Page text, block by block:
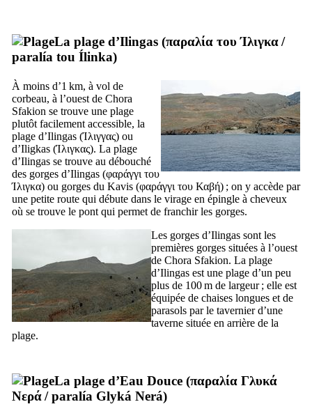
La plage d’Ilingas (παραλία του Ίλιγκα/
paralía tou Ílinka)
À moins d’1 km, à vol de
corbeau, à l’ouest de Chora
Sfakion se trouve une plage
plutôt facilement accessible, la
plage d’Ilingas (Ίλιγγας) ou
d’Iligkas (Ίλιγκας). La plage
d’Ilingas se trouve au débouché
des gorges d’Ilingas (φαράγγι του
Ίλιγκα) ou gorges du Kavis (φαράγγι του Καβή) ; on y accède par
une petite route qui débute dans le virage en épingle à cheveux
où se trouve le pont qui permet de franchir les gorges.
Les gorges d’Ilingas sont les
premières gorges situées à l’ouest
de Chora Sfakion. La plage
d’Ilingas est une plage d’un peu
plus de 100 m de largeur ; elle est
équipée de chaises longues et de
parasols par le tavernier d’une
taverne située en arrière de la
plage.
La plage d’Eau Douce (παραλία Γλυκά
Νερά/paralía Glyká Nerá)